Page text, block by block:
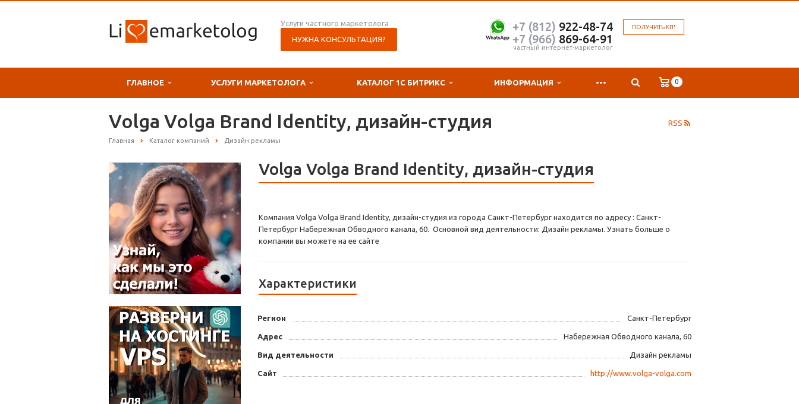
Услуги частного маркетолога
НУЖНА КОНСУЛЬТАЦИЯ?
ПОЛУЧИТЬ КП!
+7 (812) 922-48-74
+7 (966) 869-64-91
частный интернет-маркетолог
ГЛАВНОЕ УСЛУГИ МАРКЕТОЛОГА КАТАЛОГ 1С БИТРИКС ИНФОРМАЦИЯ ... 0
RSS
Volga Volga Brand Identity, дизайн-студия
Главная Каталог компаний Дизайн рекламы
Volga Volga Brand Identity, дизайн-студия
Компания Volga Volga Brand Identity, дизайн-студия из города Санкт-Петербург находится по адресу : Санкт-
Петербург Набережная Обводного канала, 60. Основной вид деятельности: Дизайн рекламы. Узнать больше о
компании вы можете на ее сайте
Характеристики
Регион Санкт-Петербург
Адрес Набережная Обводного канала, 60
Вид деятельности Дизайн рекламы
Сайт http://www.volga-volga.com